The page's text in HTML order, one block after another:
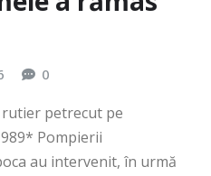
0
petrecut pe
Pompierii
au intervenit, în urmă